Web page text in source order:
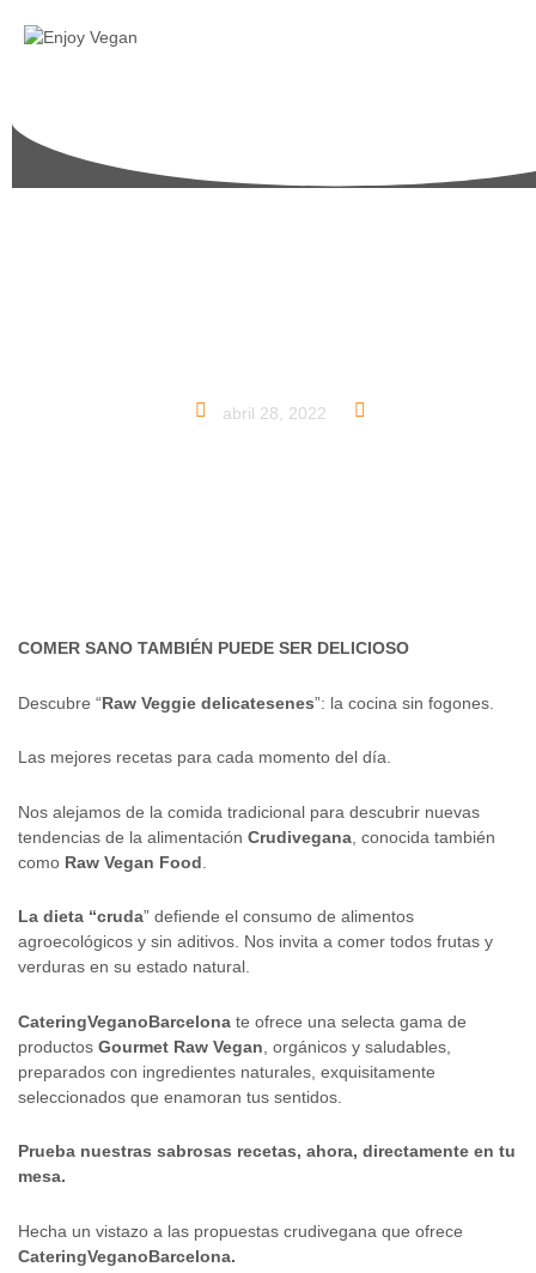
abril 28, 2022
COMER SANO TAMBIÉN PUEDE SER DELICIOSO
Descubre “Raw Veggie delicatesenes”: la cocina sin fogones.
Las mejores recetas para cada momento del día.
Nos alejamos de la comida tradicional para descubrir nuevas
tendencias de la alimentación Crudivegana , conocida también
como Raw Vegan Food
La dieta “cruda” defiende el consumo de alimentos
agroecológicos y sin aditivos. Nos invita a comer todos frutas y
verduras en su estado natural.
CateringVeganoBarcelona te ofrece una selecta gama de
productos Gourmet Raw Vegan , orgánicos y saludables,
preparados con ingredientes naturales, exquisitamente
seleccionados que enamoran tus sentidos.
Prueba nuestras sabrosas recetas, ahora, directamente en tu
mesa.
Hecha un vistazo a las propuestas crudivegana que ofrece
CateringVeganoBarcelona.